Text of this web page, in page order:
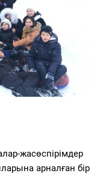
жасөспірімдер
арналған бір